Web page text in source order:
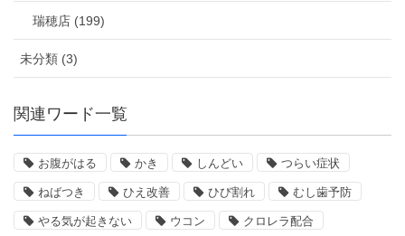
瑞穂店 (199)
未分類 (3)
関連ワード一覧
お腹がはる かき しんどい つらい症状
ねばつき ひえ改善 ひび割れ むし歯予防
やる気が起きない ウコン クロレラ配合